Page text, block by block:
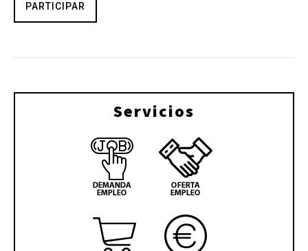
PARTICIPAR
Servicios